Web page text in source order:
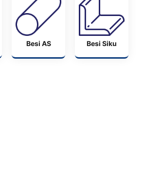
Besi AS Besi Siku